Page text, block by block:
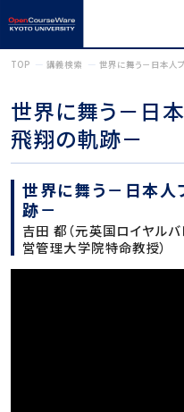
TOP 講義検索 世界に舞う－日本人
世界に舞う－日
飛翔の軌跡－
世界に舞う－日本人
跡－
吉田 都（元英国ロイヤル
営管理大学院特命教授）